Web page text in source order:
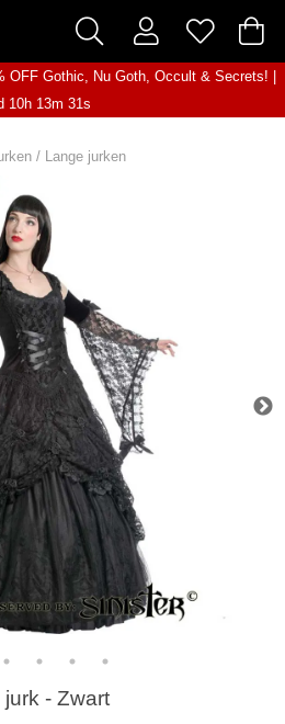
OFF Gothic, Nu Goth, Occult & Secrets! |
10h 13m 31s
/ Lange jurken
- Zwart